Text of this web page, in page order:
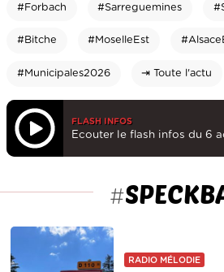
#Forbach #Sarreguemines
#Bitche #MoselleEst
#Municipales2026 ⇥ Toute l'actu
FLASH INFOS
Ecouter le flash infos du 6
#
RADIO MÉLODIE